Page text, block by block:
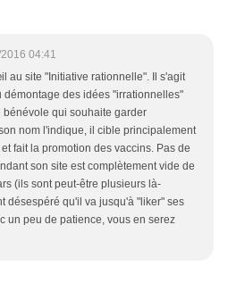
04:41
au site "Initiative rationnelle". Il s'agit
démontage des idées "irrationnelles"
bénévole qui souhaite garder
nom l'indique, il cible principalement
fait la promotion des vaccins. Pas de
son site est complètement vide de
(ils sont peut-être plusieurs là-
désespéré qu'il va jusqu'à "liker" ses
un peu de patience, vous en serez